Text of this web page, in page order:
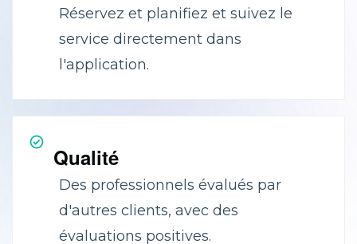
Réservez et planifiez et suivez le
service directement dans
l'application.
Qualité
Des professionnels évalués par
d'autres clients, avec des
évaluations positives.